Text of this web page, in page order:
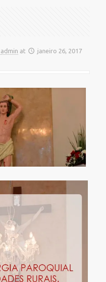
admin at janeiro 26, 2017